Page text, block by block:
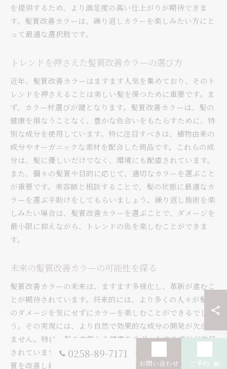
を提供するため、より満足度の高い仕上がりが期待できま
す。髪質改善カラーは、繰り返しカラーを楽しみたい方にと
って最適な選択肢です。
トレンドを押さえた髪質改善カラーの選び方
近年、髪質改善カラーはますます人気を集めており、そのト
レンドを押さえることは美しい髪を保つために重要です。ま
ず、カラー材選びが鍵となります。髪質改善カラーは、髪の
健康を損なうことなく、豊かな色合いをもたらすために、特
別な成分を使用しています。特に注目すべきは、植物由来の
成分やオーガニックな素材を配合した商品です。これらの成
分は、髪に優しいだけでなく、環境にも配慮されています。
また、個々の髪質や目的に応じて、適切なカラーを選ぶこと
が重要です。美容師と相談することで、髪の状態に最適なカ
ラーを選ぶ手助けをしてもらいましょう。繰り返し施術を楽
しみたい場合は、髪質改善カラーを選ぶことで、ダメージを
最小限に抑えながら、トレンドの色を楽しむことができま
す。
未来の髪質改善カラーの可能性を探る
髪質改善カラーの未来は、ますます多様化し、革新が進むこ
とが期待されています。将来的には、より多くの人々が髪へ
のダメージを気にせずにカラーを楽しむことができるでしょ
う。その実現には、より自然で効果的な成分の開発が欠かせ
ません。特に、髪の内側から健康をサポートする成分が注目
されています。これにより、カラーリングをしながらも、髪
質を改善し続けることが可能になります。また、デジタル技
0258-89-7171
お問い合わせ ご予約